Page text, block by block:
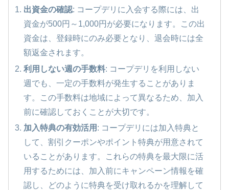
出資金の確認: コープデリに入会する際には、出
資金が500円～1,000円が必要になります。この出
資金は、登録時にのみ必要となり、退会時には全
額返金されます。
利用しない週の手数料: コープデリを利用しない
週でも、一定の手数料が発生することがありま
す。この手数料は地域によって異なるため、加入
前に確認しておくことが大切です。
加入特典の有効活用 : コープデリには加入特典と
して、割引クーポンやポイント特典が用意されて
いることがあります。これらの特典を最大限に活
用するためには、加入前にキャンペーン情報を確
認し、どのように特典を受け取れるかを理解して